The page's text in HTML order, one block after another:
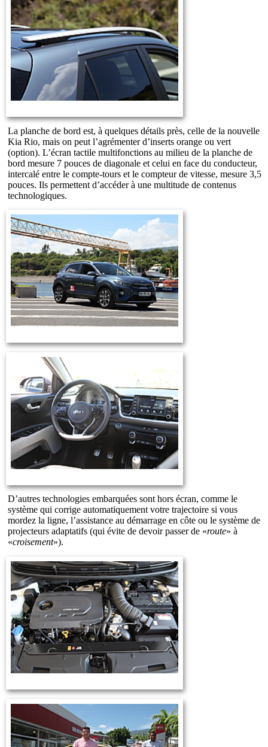
La planche de bord est, à quelques détails près, celle de la nouvelle
Kia Rio, mais on peut l’agrémenter d’inserts orange ou vert
(option). L’écran tactile multifonctions au milieu de la planche de
bord mesure 7 pouces de diagonale et celui en face du conducteur,
intercalé entre le compte-tours et le compteur de vitesse, mesure 3,5
pouces. Ils permettent d’accéder à une multitude de contenus
technologiques.
D’autres technologies embarquées sont hors écran, comme le
système qui corrige automatiquement votre trajectoire si vous
mordez la ligne, l’assistance au démarrage en côte ou le système de
projecteurs adaptatifs (qui évite de devoir passer de «route» à
«croisement»).